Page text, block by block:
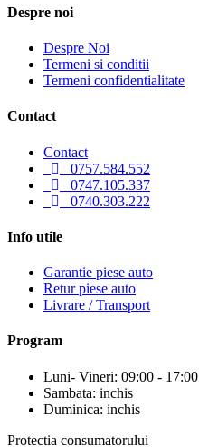
Despre noi
Despre Noi
Termeni si conditii
Termeni confidentialitate
Contact
Contact
0757.584.552
0747.105.337
0740.303.222
Info utile
Garantie piese auto
Retur piese auto
Livrare / Transport
Program
Luni- Vineri: 09:00 - 17:00
Sambata: inchis
Duminica: inchis
Protectia consumatorului